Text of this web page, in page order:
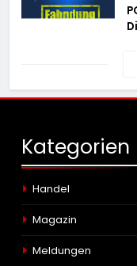
Kategorien
Handel
Magazin
Meldungen